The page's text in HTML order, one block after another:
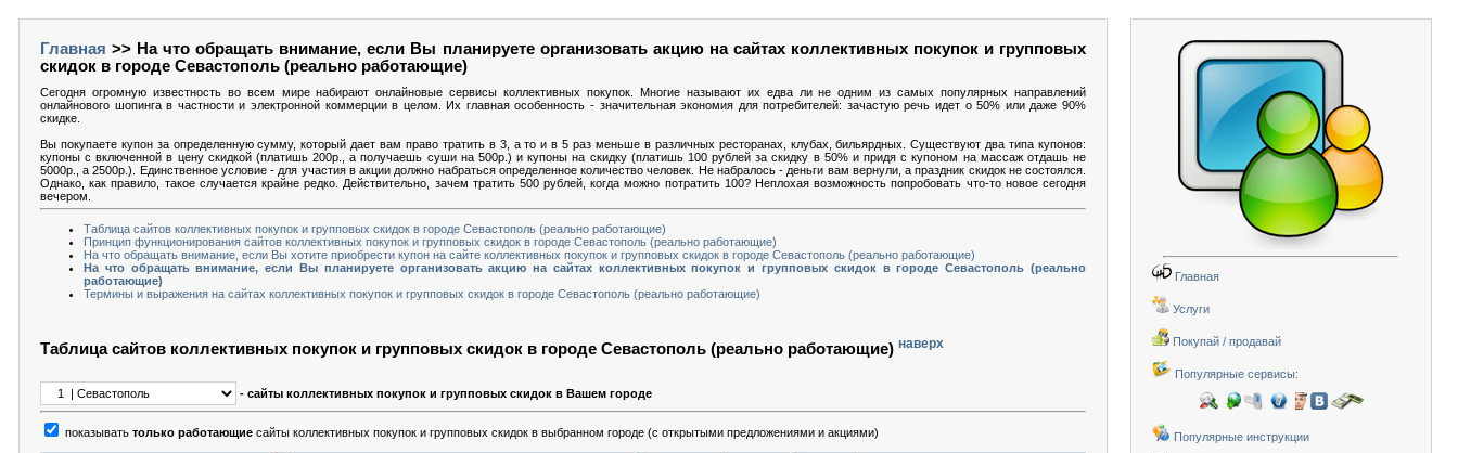
Главная >> На что обращать внимание, если Вы планируете организовать акцию на сайтах коллективных покупок и групповых
скидок в городе Севастополь (реально работающие)
Сегодня огромную известность во всем мире набирают онлайновые сервисы коллективных покупок. Многие называют их едва ли не одним из самых популярных направлений
онлайнового шопинга в частности и электронной коммерции в целом. Их главная особенность - значительная экономия для потребителей: зачастую речь идет о 50% или даже 90%
скидке.
Вы покупаете купон за определенную сумму, который дает вам право тратить в 3, а то и в 5 раз меньше в различных ресторанах, клубах, бильярдных. Существуют два типа купонов:
купоны с включенной в цену скидкой (платишь 200р., а получаешь суши на 500р.) и купоны на скидку (платишь 100 рублей за скидку в 50% и придя с купоном на массаж отдашь не
5000р., а 2500р.). Единственное условие - для участия в акции должно набраться определенное количество человек. Не набралось - деньги вам вернули, а праздник скидок не состоялся.
Однако, как правило, такое случается крайне редко. Действительно, зачем тратить 500 рублей, когда можно потратить 100? Неплохая возможность попробовать что-то новое сегодня
вечером.
Таблица сайтов коллективных покупок и групповых скидок в городе Севастополь (реально работающие)
Принцип функционирования сайтов коллективных покупок и групповых скидок в городе Севастополь (реально работающие)
На что обращать внимание, если Вы хотите приобрести купон на сайте коллективных покупок и групповых скидок в городе Севастополь (реально работающие)
На что обращать внимание, если Вы планируете организовать акцию на сайтах коллективных покупок и групповых скидок в городе Севастополь (реально
работающие)
Термины и выражения на сайтах коллективных покупок и групповых скидок в городе Севастополь (реально работающие)
Таблица сайтов коллективных покупок и групповых скидок в городе Севастополь (реально работающие) наверх
- сайты коллективных покупок и групповых скидок в Вашем городе
показывать только работающие сайты коллективных покупок и групповых скидок в выбранном городе (с открытыми предложениями и акциями)
Главная
Услуги
Покупай / продавай
Популярные сервисы:
Популярные инструкции